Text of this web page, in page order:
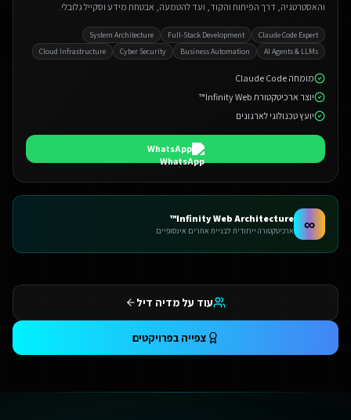
והאסטרטגיה, דרך הפיתוח והקוד, ועד להטמעה, אבטחת מידע וסקייל גלובלי.
Claude Code Expert
Full-Stack Development
System Architecture
AI Agents & LLMs
Business Automation
Cyber Security
Cloud Infrastructure
מומחה Claude Code
יוצר ארכיטקטורת Infinity Web™
יועץ טכנולוגי לארגונים
WhatsApp
∞
Infinity Web Architecture™
ארכיטקטורה ייחודית לבניית אתרים אינסופיים
עוד על מדיה דיל
צפייה בפרויקטים